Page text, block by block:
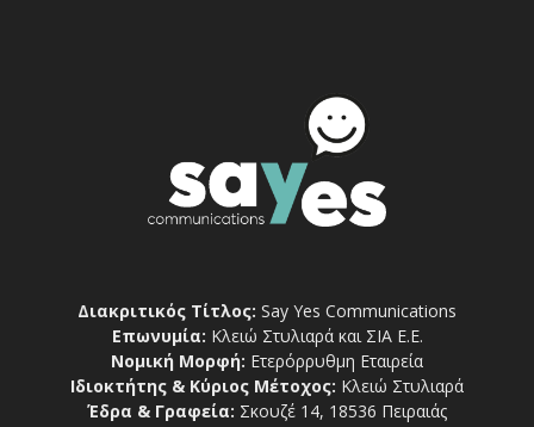
Διακριτικός Τίτλος: Say Yes Communications
Επωνυμία: Κλειώ Στυλιαρά και ΣΙΑ Ε.Ε.
Νομική Μορφή: Ετερόρρυθμη Εταιρεία
Ιδιοκτήτης & Κύριος Μέτοχος: Κλειώ Στυλιαρά
Έδρα & Γραφεία: Σκουζέ 14, 18536 Πειραιάς